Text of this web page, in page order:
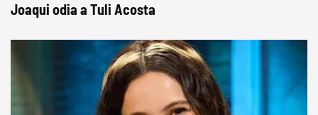
Joaqui odia a Tuli Acosta